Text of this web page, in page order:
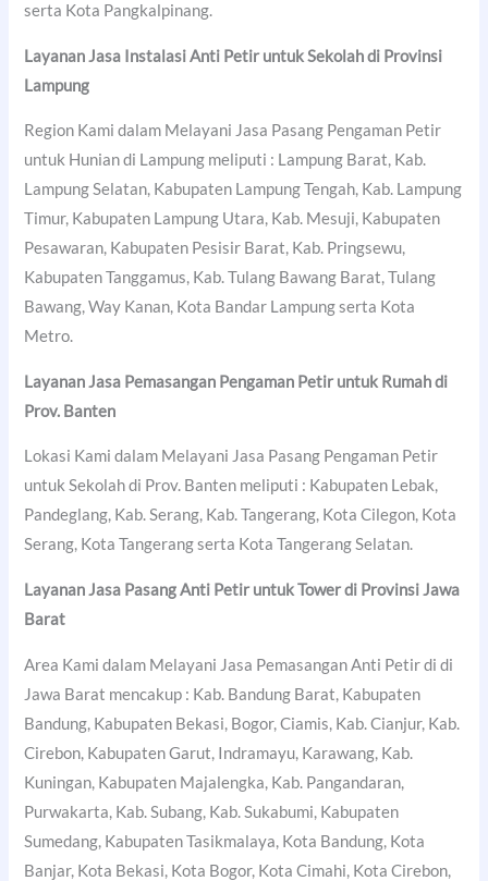
serta Kota Pangkalpinang.
Layanan Jasa Instalasi Anti Petir untuk Sekolah di Provinsi
Lampung
Region Kami dalam Melayani Jasa Pasang Pengaman Petir
untuk Hunian di Lampung meliputi : Lampung Barat, Kab.
Lampung Selatan, Kabupaten Lampung Tengah, Kab. Lampung
Timur, Kabupaten Lampung Utara, Kab. Mesuji, Kabupaten
Pesawaran, Kabupaten Pesisir Barat, Kab. Pringsewu,
Kabupaten Tanggamus, Kab. Tulang Bawang Barat, Tulang
Bawang, Way Kanan, Kota Bandar Lampung serta Kota
Metro.
Layanan Jasa Pemasangan Pengaman Petir untuk Rumah di
Prov. Banten
Lokasi Kami dalam Melayani Jasa Pasang Pengaman Petir
untuk Sekolah di Prov. Banten meliputi : Kabupaten Lebak,
Pandeglang, Kab. Serang, Kab. Tangerang, Kota Cilegon, Kota
Serang, Kota Tangerang serta Kota Tangerang Selatan.
Layanan Jasa Pasang Anti Petir untuk Tower di Provinsi Jawa
Barat
Area Kami dalam Melayani Jasa Pemasangan Anti Petir di di
Jawa Barat mencakup : Kab. Bandung Barat, Kabupaten
Bandung, Kabupaten Bekasi, Bogor, Ciamis, Kab. Cianjur, Kab.
Cirebon, Kabupaten Garut, Indramayu, Karawang, Kab.
Kuningan, Kabupaten Majalengka, Kab. Pangandaran,
Purwakarta, Kab. Subang, Kab. Sukabumi, Kabupaten
Sumedang, Kabupaten Tasikmalaya, Kota Bandung, Kota
Banjar, Kota Bekasi, Kota Bogor, Kota Cimahi, Kota Cirebon,